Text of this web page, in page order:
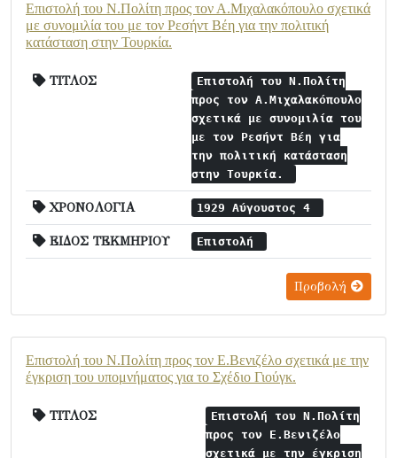
Επιστολή του Ν.Πολίτη προς τον Α.Μιχαλακόπουλο σχετικά
με συνομιλία του με τον Ρεσήντ Βέη για την πολιτική
κατάσταση στην Τουρκία.
ΤΙΤΛΟΣ
Επιστολή του Ν.Πολίτη
προς τον Α.Μιχαλακόπουλο
σχετικά με συνομιλία του
με τον Ρεσήντ Βέη για
την πολιτική κατάσταση
στην Τουρκία.
ΧΡΟΝΟΛΟΓΙΑ 1929 Αύγουστος 4
ΕΙΔΟΣ ΤΕΚΜΗΡΙΟΥ Επιστολή
Προβολή
Επιστολή του Ν.Πολίτη προς τον Ε.Βενιζέλο σχετικά με την
έγκριση του υπομνήματος για το Σχέδιο Γιούγκ.
ΤΙΤΛΟΣ
Επιστολή του Ν.Πολίτη
προς τον Ε.Βενιζέλο
σχετικά με την έγκριση